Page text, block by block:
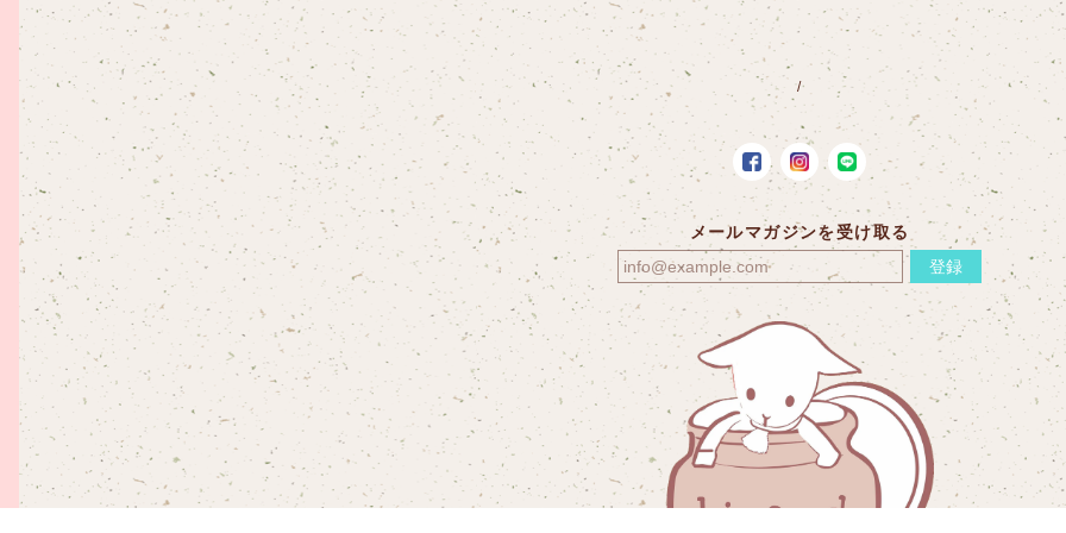
メールマガジンを受け取る
登録